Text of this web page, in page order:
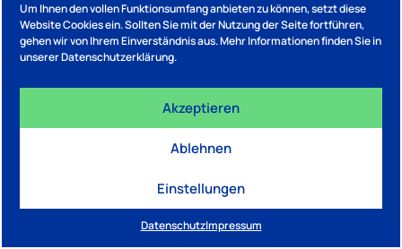
Um Ihnen den vollen Funktionsumfang anbieten zu können, setzt diese
Website Cookies ein. Sollten Sie mit der Nutzung der Seite fortführen,
gehen wir von Ihrem Einverständnis aus. Mehr Informationen finden Sie in
unserer Datenschutzerklärung.
Akzeptieren
Ablehnen
Einstellungen
DatenschutzImpressum